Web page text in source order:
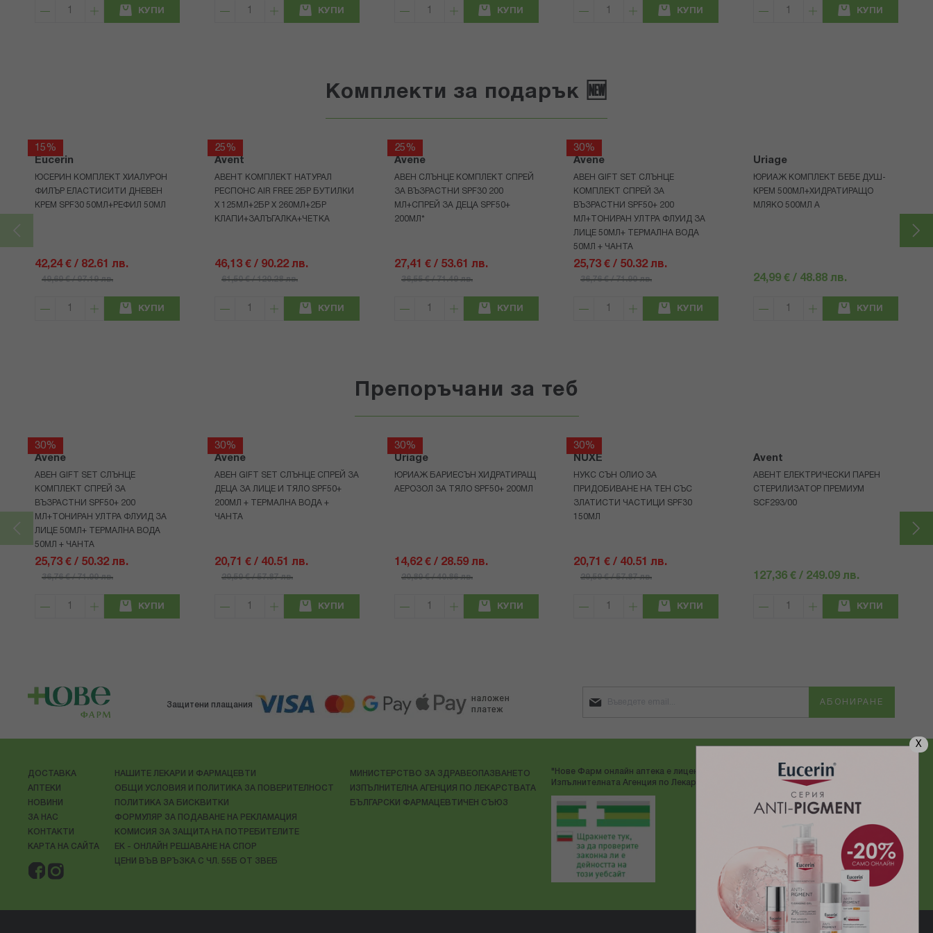
X
КУПИ КУПИ КУПИ КУПИ КУПИ
Комплекти за подарък 🆕
15%
Eucerin
ЮСЕРИН КОМПЛЕКТ ХИАЛУРОН
ФИЛЪР ЕЛАСТИСИТИ ДНЕВЕН
КРЕМ SPF30 50МЛ+РЕФИЛ 50МЛ
42,24 € / 82.61 лв.
49,69 € / 97.19 лв.
КУПИ
25%
Avent
АВЕНТ КОМПЛЕКТ НАТУРАЛ
РЕСПОНС AIR FREE 2БР БУТИЛКИ
Х 125МЛ+2БР Х 260МЛ+2БР
КЛАПИ+ЗАЛЪГАЛКА+ЧЕТКА
46,13 € / 90.22 лв.
61,50 € / 120.28 лв.
КУПИ
25%
Avene
АВЕН СЛЪНЦЕ КОМПЛЕКТ СПРЕЙ
ЗА ВЪЗРАСТНИ SPF30 200
МЛ+СПРЕЙ ЗА ДЕЦА SPF50+
200МЛ*
27,41 € / 53.61 лв.
36,55 € / 71.49 лв.
КУПИ
30%
Avene
АВЕН GIFT SET СЛЪНЦЕ
КОМПЛЕКТ СПРЕЙ ЗА
ВЪЗРАСТНИ SPF50+ 200
МЛ+ТОНИРАН УЛТРА ФЛУИД ЗА
ЛИЦЕ 50МЛ+ ТЕРМАЛНА ВОДА
50МЛ + ЧАНТА
25,73 € / 50.32 лв.
36,76 € / 71.90 лв.
КУПИ
Uriage
ЮРИАЖ КОМПЛЕКТ БЕБЕ ДУШ-
КРЕМ 500МЛ+ХИДРАТИРАЩО
МЛЯКО 500МЛ A
24,99 € / 48.88 лв.
КУПИ
Препоръчани за теб
30%
Avene
АВЕН GIFT SET СЛЪНЦЕ
КОМПЛЕКТ СПРЕЙ ЗА
ВЪЗРАСТНИ SPF50+ 200
МЛ+ТОНИРАН УЛТРА ФЛУИД ЗА
ЛИЦЕ 50МЛ+ ТЕРМАЛНА ВОДА
50МЛ + ЧАНТА
25,73 € / 50.32 лв.
36,76 € / 71.90 лв.
КУПИ
30%
Avene
АВЕН GIFT SET СЛЪНЦЕ СПРЕЙ ЗА
ДЕЦА ЗА ЛИЦЕ И ТЯЛО SPF50+
200МЛ + ТЕРМАЛНА ВОДА +
ЧАНТА
20,71 € / 40.51 лв.
29,59 € / 57.87 лв.
КУПИ
30%
Uriage
ЮРИАЖ БАРИЕСЪН ХИДРАТИРАЩ
АЕРОЗОЛ ЗА ТЯЛО SPF50+ 200МЛ
14,62 € / 28.59 лв.
20,89 € / 40.86 лв.
КУПИ
30%
NUXE
НУКС СЪН ОЛИО ЗА
ПРИДОБИВАНЕ НА ТЕН СЪС
ЗЛАТИСТИ ЧАСТИЦИ SPF30
150МЛ
20,71 € / 40.51 лв.
29,59 € / 57.87 лв.
КУПИ
Avent
АВЕНТ ЕЛЕКТРИЧЕСКИ ПАРЕН
СТЕРИЛИЗАТОР ПРЕМИУМ
SCF293/00
127,36 € / 249.09 лв.
КУПИ
Защитени плащания АБОНИРАНЕ
ДОСТАВКА
АПТЕКИ
НОВИНИ
ЗА НАС
КОНТАКТИ
КАРТА НА САЙТА
НАШИТЕ ЛЕКАРИ И ФАРМАЦЕВТИ
ОБЩИ УСЛОВИЯ И ПОЛИТИКА ЗА ПОВЕРИТЕЛНОСТ
ПОЛИТИКА ЗА БИСКВИТКИ
ФОРМУЛЯР ЗА ПОДАВАНЕ НА РЕКЛАМАЦИЯ
КОМИСИЯ ЗА ЗАЩИТА НА ПОТРЕБИТЕЛИТЕ
ЕК - ОНЛАЙН РЕШАВАНЕ НА СПОР
ЦЕНИ ВЪВ ВРЪЗКА С ЧЛ. 55Б ОТ ЗВЕБ
МИНИСТЕРСТВО ЗА ЗДРАВЕОПАЗВАНЕТО
ИЗПЪЛНИТЕЛНА АГЕНЦИЯ ПО ЛЕКАРСТВАТА
БЪЛГАРСКИ ФАРМАЦЕВТИЧЕН СЪЮЗ
"Нове Фарм онлайн аптека е лицензирана от
Изпълнителната Агенция по Лекарствата"
ДОСТАВЯМЕ С: